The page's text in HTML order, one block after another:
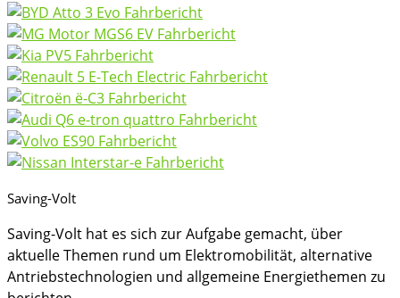
Saving-Volt
Saving-Volt hat es sich zur Aufgabe gemacht, über
aktuelle Themen rund um Elektromobilität, alternative
Antriebstechnologien und allgemeine Energiethemen zu